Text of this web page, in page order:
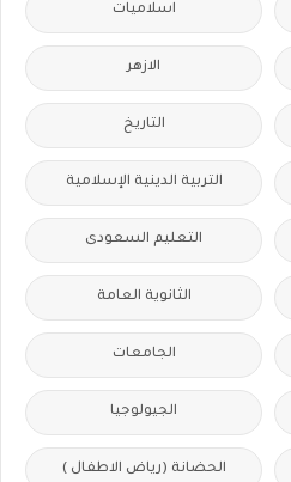
اسلاميات
الازهر
التاريخ
التربية الدينية الإسلامية
التعليم السعودى
الثانوية العامة
الجامعات
الجيولوجيا
الحضانة (رياض الاطفال )